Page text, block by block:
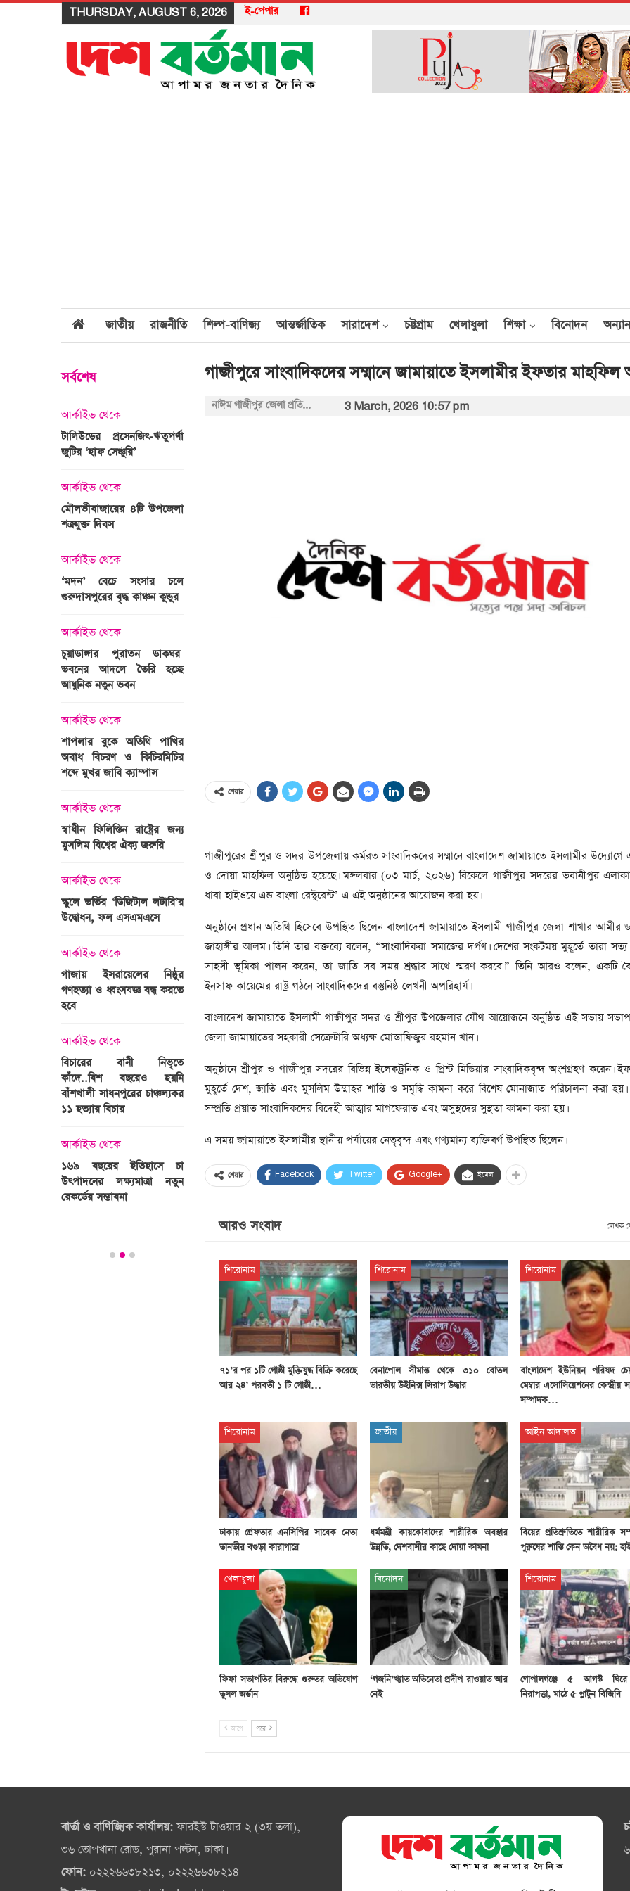
THURSDAY, AUGUST 6, 2026 ই-পেপার
জাতীয় রাজনীতি শিল্প-বাণিজ্য আন্তর্জাতিক সারাদেশ চট্টগ্রাম খেলাধুলা শিক্ষা বিনোদন
গাজীপুরে সাংবাদিকদের সম্মানে জামায়াতে ইসলামীর ইফতার মাহফিল
নাঈম গাজীপুর জেলা প্রতিনিধি 3 March, 2026 10:57 pm
শেয়ার
গাজীপুরের শ্রীপুর ও সদর উপজেলায় কর্মরত সাংবাদিকদের সম্মানে বাংলাদেশ জামায়াতে ইসলামীর
ও দোয়া মাহফিল অনুষ্ঠিত হয়েছে। মঙ্গলবার (০৩ মার্চ, ২০২৬) বিকেলে গাজীপুর সদরের ভবানীপুর
ধাবা হাইওয়ে এন্ড বাংলা রেস্টুরেন্ট’-এ এই অনুষ্ঠানের আয়োজন করা হয়।
অনুষ্ঠানে প্রধান অতিথি হিসেবে উপস্থিত ছিলেন বাংলাদেশ জামায়াতে ইসলামী গাজীপুর জেলা শাখার আমীর
জাহাঙ্গীর আলম। তিনি তার বক্তব্যে বলেন, “সাংবাদিকরা সমাজের দর্পণ। দেশের সংকটময় মুহূর্তে তারা সত্য
সাহসী ভূমিকা পালন করেন, তা জাতি সব সময় শ্রদ্ধার সাথে স্মরণ করবে।” তিনি আরও বলেন, একটি
ইনসাফ কায়েমের রাষ্ট্র গঠনে সাংবাদিকদের বস্তুনিষ্ঠ লেখনী অপরিহার্য।
বাংলাদেশ জামায়াতে ইসলামী গাজীপুর সদর ও শ্রীপুর উপজেলার যৌথ আয়োজনে অনুষ্ঠিত এই সভায়
জেলা জামায়াতের সহকারী সেক্রেটারি অধ্যক্ষ মোস্তাফিজুর রহমান খান।
অনুষ্ঠানে শ্রীপুর ও গাজীপুর সদরের বিভিন্ন ইলেকট্রনিক ও প্রিন্ট মিডিয়ার সাংবাদিকবৃন্দ অংশগ্রহণ করেন।
মুহূর্তে দেশ, জাতি এবং মুসলিম উম্মাহর শান্তি ও সমৃদ্ধি কামনা করে বিশেষ মোনাজাত পরিচালনা করা
সম্প্রতি প্রয়াত সাংবাদিকদের বিদেহী আত্মার মাগফেরাত এবং অসুস্থদের সুস্থতা কামনা করা হয়।
এ সময় জামায়াতে ইসলামীর স্থানীয় পর্যায়ের নেতৃবৃন্দ এবং গণ্যমান্য ব্যক্তিবর্গ উপস্থিত ছিলেন।
শেয়ার Facebook Twitter Google+ ইমেল
আরও সংবাদ লেখক
শিরোনাম
৭১’র পর ১টি গোষ্ঠী মুক্তিযুদ্ধ বিক্রি করেছে
আর ২৪’ পরবর্তী ১ টি গোষ্ঠী…
শিরোনাম
বেনাপোল সীমান্ত থেকে ৩১০ বোতল
ভারতীয় উইনিক্স সিরাপ উদ্ধার
শিরোনাম
বাংলাদেশ ইউনিয়ন পরিষদ
মেম্বার এসোসিয়েশনের কেন্দ্রীয়
সম্পাদক…
শিরোনাম
ঢাকায় গ্রেফতার এনসিপির সাবেক নেতা
তানভীর বগুড়া কারাগারে
জাতীয়
ধর্মমন্ত্রী কায়কোবাদের শারীরিক অবস্থার
উন্নতি, দেশবাসীর কাছে দোয়া কামনা
আইন আদালত
বিয়ের প্রতিশ্রুতিতে শারীরিক
পুরুষের শাস্তি কেন অবৈধ নয়:
খেলাধুলা
ফিফা সভাপতির বিরুদ্ধে গুরুতর অভিযোগ
তুলল জর্ডান
বিনোদন
‘গজনি’খ্যাত অভিনেতা প্রদীপ রাওয়াত আর
নেই
শিরোনাম
গোপালগঞ্জে ৫ আগস্ট
নিরাপত্তা, মাঠে ৫ প্লাটুন বিজিবি
আগে পরে
সর্বশেষ
আর্কাইভ থেকে
টালিউডের প্রসেনজিৎ-ঋতুপর্ণা
জুটির ‘হাফ সেঞ্চুরি’
আর্কাইভ থেকে
মৌলভীবাজারের ৪টি উপজেলা
শত্রুমুক্ত দিবস
আর্কাইভ থেকে
‘মদন’ বেচে সংসার চলে
গুরুদাসপুরের বৃদ্ধ কাঞ্চন কুন্ডুর
আর্কাইভ থেকে
চুয়াডাঙ্গার পুরাতন ডাকঘর
ভবনের আদলে তৈরি হচ্ছে
আধুনিক নতুন ভবন
আর্কাইভ থেকে
শাপলার বুকে অতিথি পাখির
অবাধ বিচরণ ও কিচিরমিচির
শব্দে মুখর জাবি ক্যাম্পাস
আর্কাইভ থেকে
স্বাধীন ফিলিস্তিন রাষ্ট্রের জন্য
মুসলিম বিশ্বের ঐক্য জরুরি
আর্কাইভ থেকে
স্কুলে ভর্তির ‘ডিজিটাল লটারি’র
উদ্বোধন, ফল এসএমএসে
আর্কাইভ থেকে
গাজায় ইসরায়েলের নিষ্ঠুর
গণহত্যা ও ধ্বংসযজ্ঞ বন্ধ করতে
হবে
আর্কাইভ থেকে
বিচারের বানী নিভৃতে
কাঁদে..বিশ বছরেও হয়নি
বাঁশখালী সাধনপুরের চাঞ্চল্যকর
১১ হত্যার বিচার
আর্কাইভ থেকে
১৬৯ বছরের ইতিহাসে চা
উৎপাদনের লক্ষ্যমাত্রা নতুন
রেকর্ডের সম্ভাবনা
আর্কাইভ থেকে
এশিয়ার শীর্ষ ১০০
বিশ্ববিদ্যালয়ের তালিকায় স্থান
আন্তর্জাতিক
আর্কাইভ থেকে
টানেল উদ্বোধন : প্রধানমন্ত্রীর
জনসভায় যোগ দিচ্ছেন দলীয়
নেতাকর্মীরা
আর্কাইভ থেকে
ভারতজুড়ে চলছে ‘মুজিব:একটি
প্রচারণা
স্বামীকে বেঁধে স্ত্রীকে গণধর্ষণ, ২
ধর্ষককে পুলিশে দিল মা-বাবা
আন্তর্জাতিক
অধ্যাদেশ সংসদে উপস্থাপন
করা হবে
আর্কাইভ থেকে
দেশের ১১তম প্রধানমন্ত্রী হলেন
তারেক রহমান
নতুন মন্ত্রিসভা ৫০ সদস্যের হতে
পারে, ২৫ পূর্ণমন্ত্রী, প্রতিমন্ত্রী
২৪
আর্কাইভ থেকে
সাবেক প্রধানমন্ত্রী খালেদা
জিয়ার মৃত্যুতে ৩ দিনের রাষ্ট্রীয়
শোক, প্রজ্ঞাপন জারি
আর্কাইভ থেকে
দেশনেত্রী বেগম খালেদা জিয়া
আর্কাইভ থেকে
ঐতিহাসিক পাগলা
৬ কোটি ৩২ লাখ টাকা
আর্কাইভ থেকে
বার্তা ও বাণিজ্যিক কার্যালয়:ফারইস্ট টাওয়ার-২ (৩য় তলা),
৩৬ তোপখানা রোড, পুরানা পল্টন, ঢাকা।
ফোন: ০২২২৬৬৩৮২১৩, ০২২২৬৬৩৮২১৪